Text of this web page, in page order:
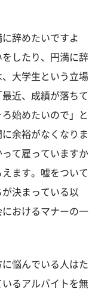
辞めたいですよ
したり、円満に辞
大学生という立場
近、成績が落ちて
始めたいので」と
余裕がなくなりま
て雇っていますか
ます。嘘をついて
決まっている以
におけるマナーの一
悩んでいる人はた
るアルバイトを無